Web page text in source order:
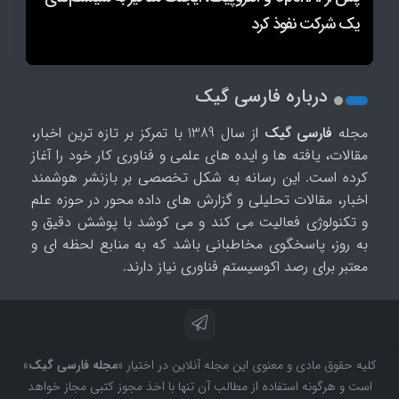
یک شرکت نفوذ کرد
Codex و Claude Code رفت
کاربران پرمصرف Siri AI شاید مجبور به خرید اشتراک شوند
دستگی در دره سیلیکون و دولت ترامپ شد؟
درباره فارسی گیک
مجله فارسی گیک
از سال 1389 با تمرکز بر تازه ترین اخبار،
مقالات، یافته ها و ایده های علمی و فناوری کار خود را آغاز
کرده است. این رسانه به شکل تخصصی بر بازنشر هوشمند
اخبار، مقالات تحلیلی و گزارش های داده محور در حوزه علم
و تکنولوژی فعالیت می کند و می کوشد با پوشش دقیق و
به روز، پاسخگوی مخاطبانی باشد که به منابع لحظه ای و
معتبر برای رصد اکوسیستم فناوری نیاز دارند.
کلیه حقوق مادی و معنوی این مجله آنلاین در اختیار «مجله فارسی گیک»
است و هرگونه استفاده از مطالب آن تنها با اخذ مجوز کتبی مجاز خواهد